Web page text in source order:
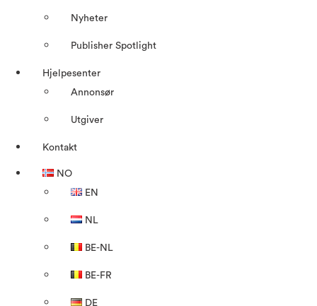
Nyheter
Publisher Spotlight
Hjelpesenter
Annonsør
Utgiver
Kontakt
NO
EN
NL
BE-NL
BE-FR
DE